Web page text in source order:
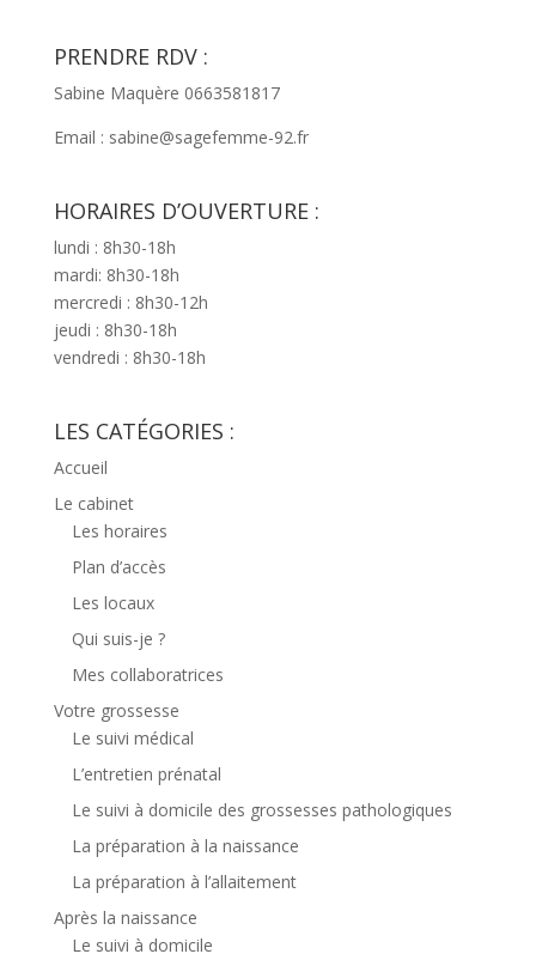
PRENDRE RDV :
Sabine Maquère 0663581817
Email : sabine@sagefemme-92.fr
HORAIRES D’OUVERTURE :
lundi : 8h30-18h
mardi: 8h30-18h
mercredi : 8h30-12h
jeudi : 8h30-18h
vendredi : 8h30-18h
LES CATÉGORIES :
Accueil
Le cabinet
Les horaires
Plan d’accès
Les locaux
Qui suis-je ?
Mes collaboratrices
Votre grossesse
Le suivi médical
L’entretien prénatal
Le suivi à domicile des grossesses pathologiques
La préparation à la naissance
La préparation à l’allaitement
Après la naissance
Le suivi à domicile